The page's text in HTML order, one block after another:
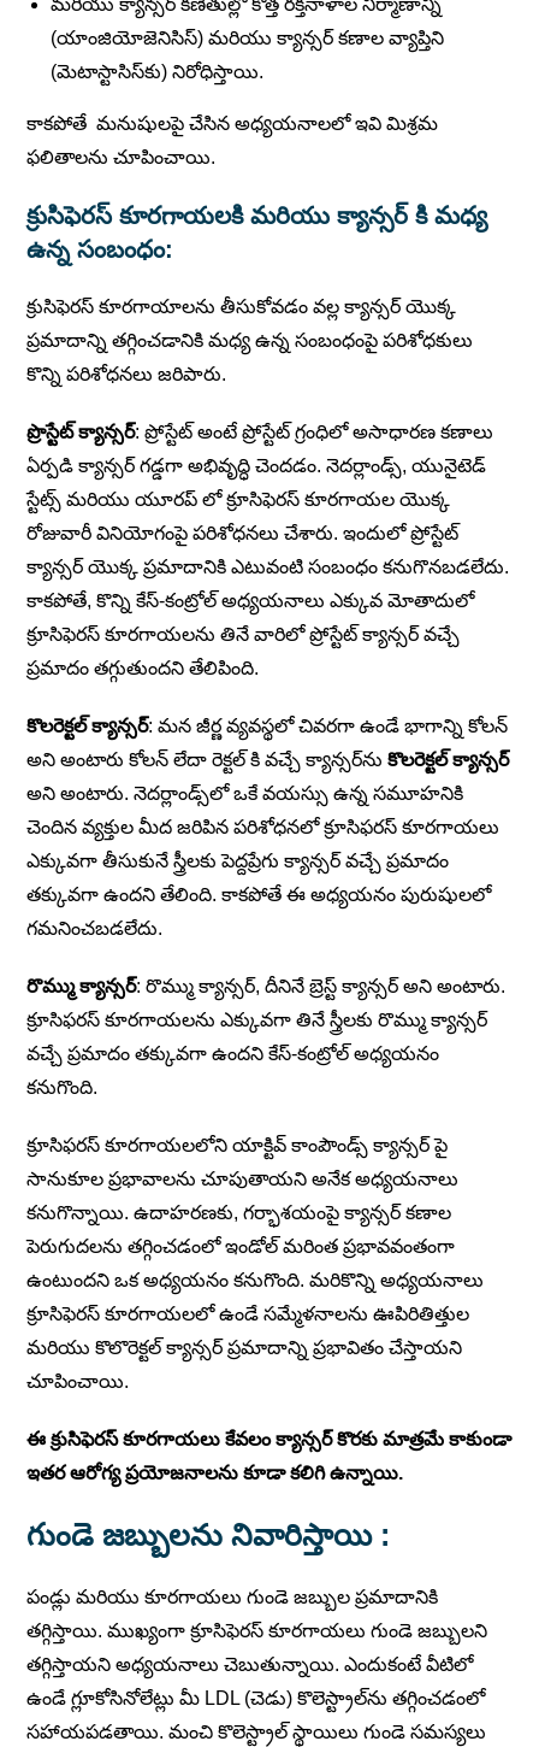
(యాంజియోజెనిసిస్) మరియు క్యాన్సర్ కణాల వ్యాప్తిని
(మెటాస్టాసిస్‌కు) నిరోధిస్తాయి.
కాకపోతే మనుషులపై చేసిన అధ్యయనాలలో ఇవి మిశ్రమ
ఫలితాలను చూపించాయి.
క్రుసిఫెరస్ కూరగాయలకి మరియు క్యాన్సర్ కి మధ్య
ఉన్న సంబంధం:
క్రుసిఫెరస్ కూరగాయాలను తీసుకోవడం వల్ల క్యాన్సర్ యొక్క
ప్రమాదాన్ని తగ్గించడానికి మధ్య ఉన్న సంబంధంపై పరిశోధకులు
కొన్ని పరిశోధనలు జరిపారు.
ప్రొస్టేట్ క్యాన్సర్: ప్రోస్టేట్ అంటే ప్రోస్టేట్ గ్రంధిలో అసాధారణ కణాలు
ఏర్పడి క్యాన్సర్ గడ్డగా అభివృద్ధి చెందడం. నెదర్లాండ్స్, యునైటెడ్
స్టేట్స్ మరియు యూరప్ లో క్రూసిఫెరస్ కూరగాయల యొక్క
రోజువారీ వినియోగంపై పరిశోధనలు చేశారు. ఇందులో ప్రోస్టేట్
క్యాన్సర్ యొక్క ప్రమాదానికి ఎటువంటి సంబంధం కనుగొనబడలేదు.
కాకపోతే, కొన్ని కేస్-కంట్రోల్ అధ్యయనాలు ఎక్కువ మోతాదులో
క్రూసిఫెరస్ కూరగాయలను తినే వారిలో ప్రోస్టేట్ క్యాన్సర్ వచ్చే
ప్రమాదం తగ్గుతుందని తేలిపింది.
కొలరెక్టల్ క్యాన్సర్: మన జీర్ణ వ్యవస్థలో చివరగా ఉండే భాగాన్ని కోలన్‌
అని అంటారు కోలన్ లేదా రెక్టల్ కి వచ్చే క్యాన్సర్‌నుకొలరెక్టల్ క్యాన్సర్‌
అని అంటారు. నెదర్లాండ్స్‌లో ఒకే వయస్సు ఉన్న సమూహనికి
చెందిన వ్యక్తుల మీద జరిపిన పరిశోధనలో క్రూసిఫరస్ కూరగాయలు
ఎక్కువగా తీసుకునే స్త్రీలకు పెద్దప్రేగు క్యాన్సర్ వచ్చే ప్రమాదం
తక్కువగా ఉందని తేలింది. కాకపోతే ఈ అధ్యయనం పురుషులలో
గమనించబడలేదు.
రొమ్ము క్యాన్సర్: రొమ్ము క్యాన్సర్, దీనినే బ్రెస్ట్ క్యాన్సర్ అని అంటారు.
క్రూసిఫరస్ కూరగాయలను ఎక్కువగా తినే స్త్రీలకు రొమ్ము క్యాన్సర్
వచ్చే ప్రమాదం తక్కువగా ఉందని కేస్-కంట్రోల్ అధ్యయనం
కనుగొంది.
క్రూసిఫరస్ కూరగాయలలోని యాక్టివ్ కాంపౌండ్స్ క్యాన్సర్ పై
సానుకూల ప్రభావాలను చూపుతాయని అనేక అధ్యయనాలు
కనుగొన్నాయి. ఉదాహరణకు, గర్భాశయంపై క్యాన్సర్ కణాల
పెరుగుదలను తగ్గించడంలో ఇండోల్ మరింత ప్రభావవంతంగా
ఉంటుందని ఒక అధ్యయనం కనుగొంది. మరికొన్ని అధ్యయనాలు
క్రూసిఫెరస్ కూరగాయలలో ఉండే సమ్మేళనాలను ఊపిరితిత్తుల
మరియు కొలొరెక్టల్ క్యాన్సర్ ప్రమాదాన్ని ప్రభావితం చేస్తాయని
చూపించాయి.
ఈ క్రుసిఫెరస్ కూరగాయలు కేవలం క్యాన్సర్ కొరకు మాత్రమే కాకుండా
ఇతర ఆరోగ్య ప్రయోజనాలను కూడా కలిగి ఉన్నాయి.
గుండె జబ్బులను నివారిస్తాయి :
పండ్లు మరియు కూరగాయలు గుండె జబ్బుల ప్రమాదానికి
తగ్గిస్తాయి. ముఖ్యంగా క్రూసిఫెరస్ కూరగాయలు గుండె జబ్బులని
తగ్గిస్తాయని అధ్యయనాలు చెబుతున్నాయి. ఎందుకంటే వీటిలో
ఉండే గ్లూకోసినోలేట్లు మీ LDL (చెడు) కొలెస్ట్రాల్‌ను తగ్గించడంలో
సహాయపడతాయి. మంచి కొలెస్ట్రాల్ స్థాయిలు గుండె సమస్యలు